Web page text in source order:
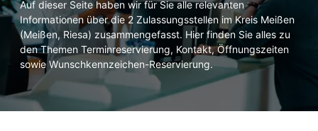
Auf dieser Seite haben wir für Sie alle relevanten
Informationen über die 2 Zulassungsstellen im Kreis Meißen
(Meißen, Riesa) zusammengefasst. Hier finden Sie alles zu
den Themen Terminreservierung, Kontakt, Öffnungszeiten
sowie Wunschkennzeichen-Reservierung.